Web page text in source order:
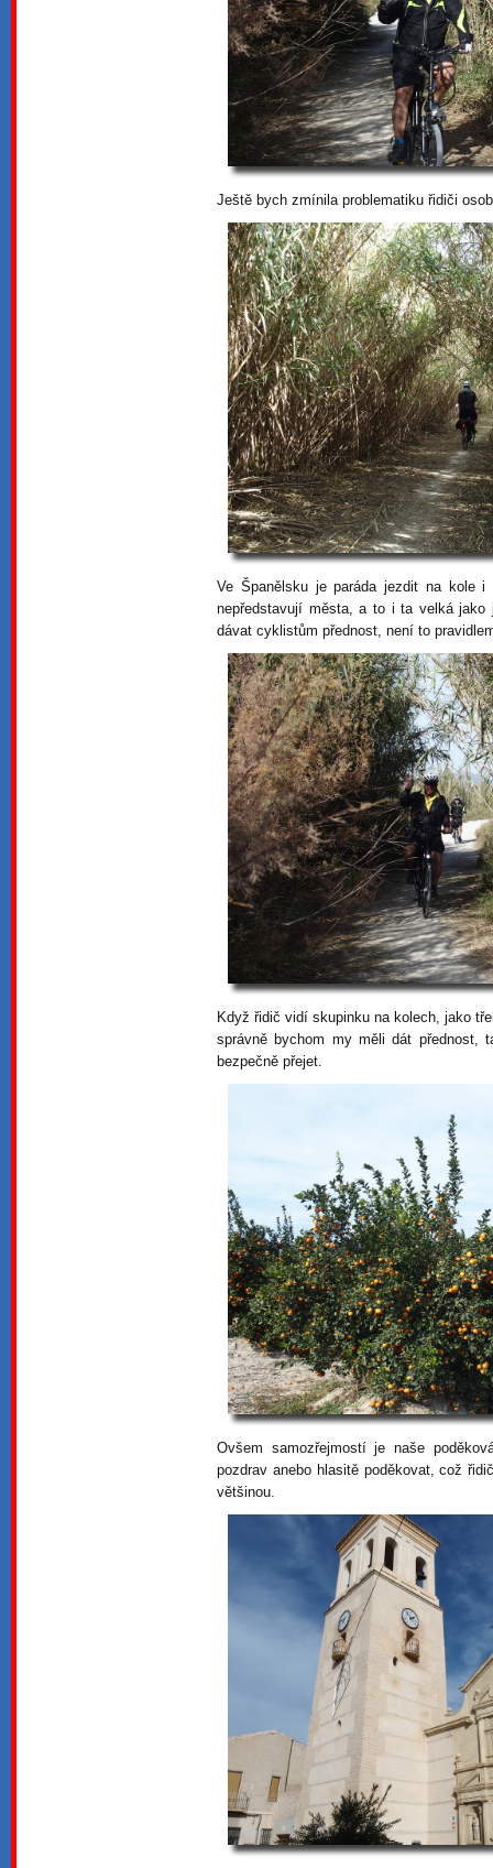
Ještě bych zmínila problematiku řidiči
Ve Španělsku je paráda jezdit na kole
nepředstavují města, a to i ta velká
dávat cyklistům přednost, není to
Když řidič vidí skupinku na kolech, jako
správně bychom my měli dát
bezpečně přejet.
Ovšem samozřejmostí je naše
pozdrav anebo hlasitě poděkovat, což
většinou.